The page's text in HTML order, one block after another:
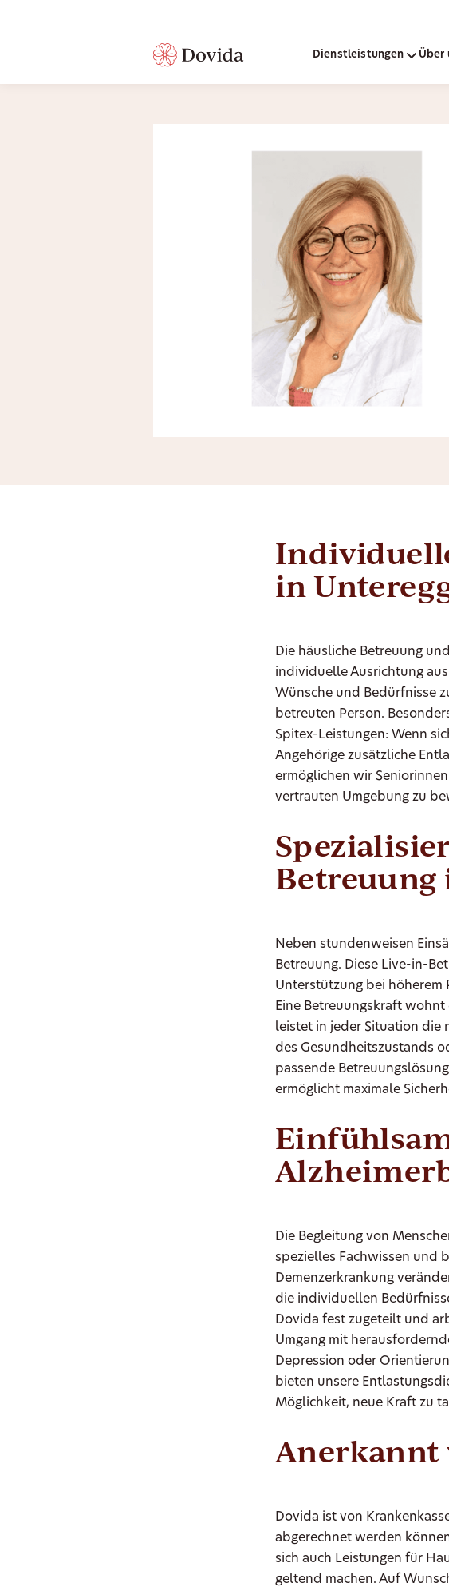
Dienstleistungen Über
in
Die häusliche Betreuung
individuelle Ausrichtung
Wünsche und Bedürfnisse
betreuten Person.
Spitex-Leistungen: Wenn
Angehörige zusätzliche
ermöglichen wir
vertrauten Umgebung zu
Betreuung
Neben stundenweisen
Betreuung. Diese Live-in-
Unterstützung bei
Eine Betreuungskraft
leistet in jeder Situation die
des Gesundheitszustands
passende
ermöglicht maximale
Die Begleitung von
spezielles Fachwissen und
Demenzerkrankung
die individuellen
Dovida fest zugeteilt und
Umgang mit
Depression oder
bieten unsere
Möglichkeit, neue Kraft zu
Anerkannt
Dovida ist von
abgerechnet werden
sich auch Leistungen für
geltend machen. Auf